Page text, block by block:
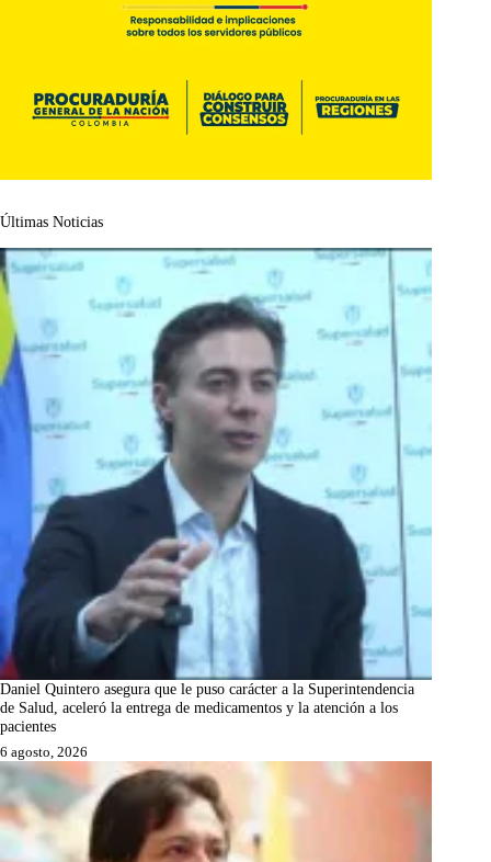
Últimas Noticias
Daniel Quintero asegura que le puso carácter a la Superintendencia
de Salud, aceleró la entrega de medicamentos y la atención a los
pacientes
6 agosto, 2026